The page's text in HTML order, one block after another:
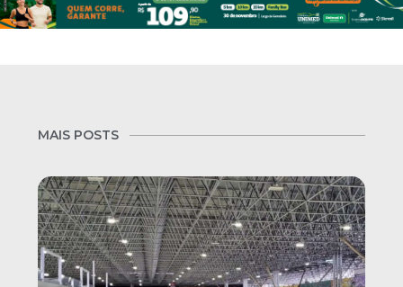
MAIS POSTS